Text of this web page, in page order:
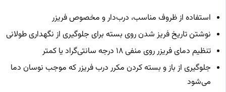
استفاده از ظروف مناسب، درب‌دار و مخصوص فریزر
نوشتن تاریخ فریز شدن روی بسته برای جلوگیری از نگهداری طولانی
تنظیم دمای فریزر روی منفی ۱۸ درجه سانتی‌گراد یا کمتر
جلوگیری از باز و بسته کردن مکرر درب فریزر که موجب نوسان دما
می‌شود